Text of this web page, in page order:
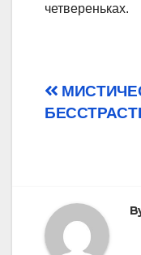
четвереньках.
Post